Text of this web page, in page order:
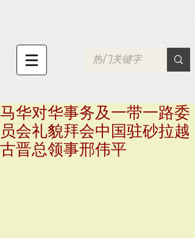
马华对华事务及一带一路委
员会礼貌拜会中国驻砂拉越
古晋总领事邢伟平